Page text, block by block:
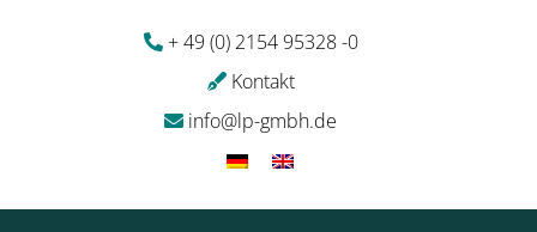
+ 49 (0) 2154 95328 -0
Kontakt
info@lp-gmbh.de